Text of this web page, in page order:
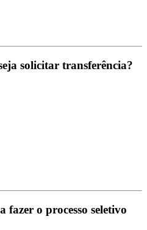
solicitar transferência?
fazer o processo seletivo